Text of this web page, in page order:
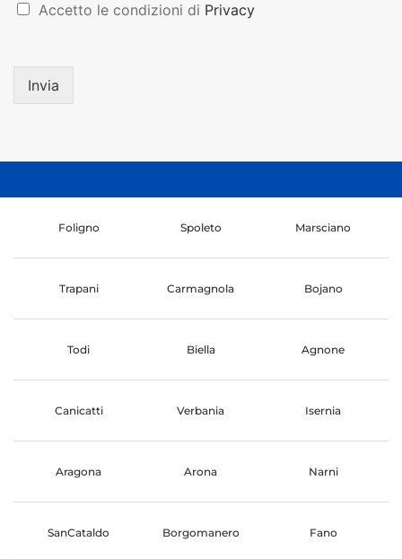
Accetto le condizioni di Privacy
Invia
Foligno Spoleto Marsciano
Trapani Carmagnola Bojano
Todi Biella Agnone
Canicatti Verbania Isernia
Aragona Arona Narni
SanCataldo Borgomanero Fano